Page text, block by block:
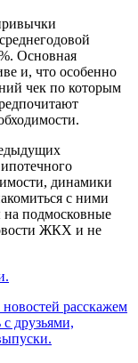
Основная
и, что особенно
чек по которым
динамики
с ними
подмосковные
ЖКХ и не
расскажем
друзьями,